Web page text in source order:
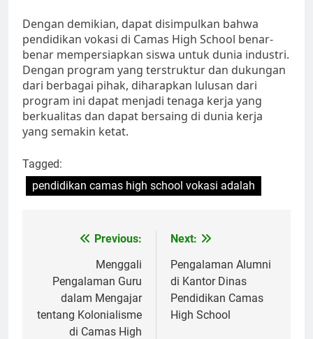
Dengan demikian, dapat disimpulkan bahwa
pendidikan vokasi di Camas High School benar-
benar mempersiapkan siswa untuk dunia industri.
Dengan program yang terstruktur dan dukungan
dari berbagai pihak, diharapkan lulusan dari
program ini dapat menjadi tenaga kerja yang
berkualitas dan dapat bersaing di dunia kerja
yang semakin ketat.
Tagged:
pendidikan camas high school vokasi adalah
NavigasiPrevious:
Menggali
Pengalaman Guru
dalam Mengajar
tentang Kolonialisme
di Camas High
Next:
Pengalaman Alumni
di Kantor Dinas
Pendidikan Camas
High School